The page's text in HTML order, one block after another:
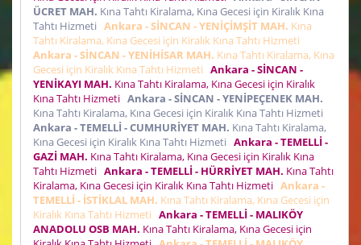
ÜCRET MAH. Kına Tahtı Kiralama, Kına Gecesi için Kiralık Kına
Tahtı Hizmeti Ankara - SİNCAN - YENİÇİMŞİT MAH. Kına
Tahtı Kiralama, Kına Gecesi için Kiralık Kına Tahtı Hizmeti
Ankara - SİNCAN - YENİHİSAR MAH. Kına Tahtı Kiralama, Kına
Gecesi için Kiralık Kına Tahtı Hizmeti Ankara - SİNCAN -
YENİKAYI MAH. Kına Tahtı Kiralama, Kına Gecesi için Kiralık
Kına Tahtı Hizmeti Ankara - SİNCAN - YENİPEÇENEK MAH.
Kına Tahtı Kiralama, Kına Gecesi için Kiralık Kına Tahtı Hizmeti
Ankara - TEMELLİ - CUMHURİYET MAH. Kına Tahtı Kiralama,
Kına Gecesi için Kiralık Kına Tahtı Hizmeti Ankara - TEMELLİ -
GAZİ MAH. Kına Tahtı Kiralama, Kına Gecesi için Kiralık Kına
Tahtı Hizmeti Ankara - TEMELLİ - HÜRRİYET MAH. Kına Tahtı
Kiralama, Kına Gecesi için Kiralık Kına Tahtı Hizmeti Ankara -
TEMELLİ - İSTİKLAL MAH. Kına Tahtı Kiralama, Kına Gecesi için
Kiralık Kına Tahtı Hizmeti Ankara - TEMELLİ - MALIKÖY
ANADOLU OSB MAH. Kına Tahtı Kiralama, Kına Gecesi için